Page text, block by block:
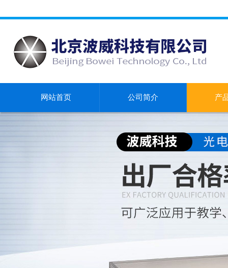
网站首页 公司简介 产